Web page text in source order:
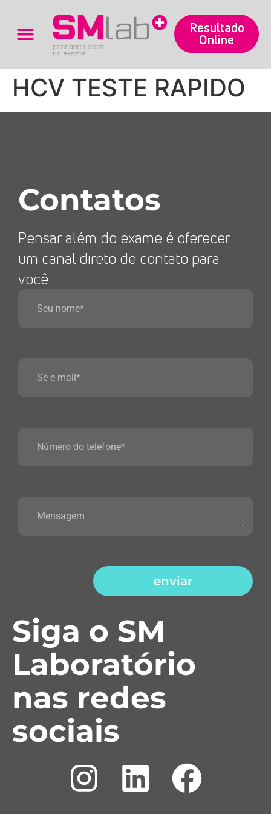
Resultado
Online
HCV TESTE RAPIDO
Contatos
Pensar além do exame é oferecer
um canal direto de contato para
você.
enviar
Siga o SM
Laboratório
nas redes
sociais